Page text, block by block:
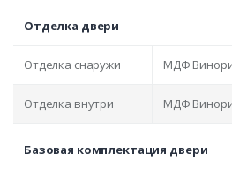
Отделка двери
Отделка снаружи МДФ
Отделка внутри МДФ
Базовая комплектация двери